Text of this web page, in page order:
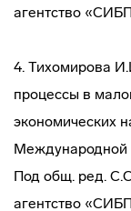
агентство
4. Тихомирова
процессы в
экономических
Международной
Под общ. ред.
агентство